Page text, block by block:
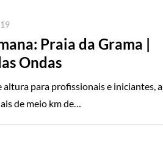
Praia da Grama |
Ondas
altura para profissionais e iniciantes, a
de meio km de…